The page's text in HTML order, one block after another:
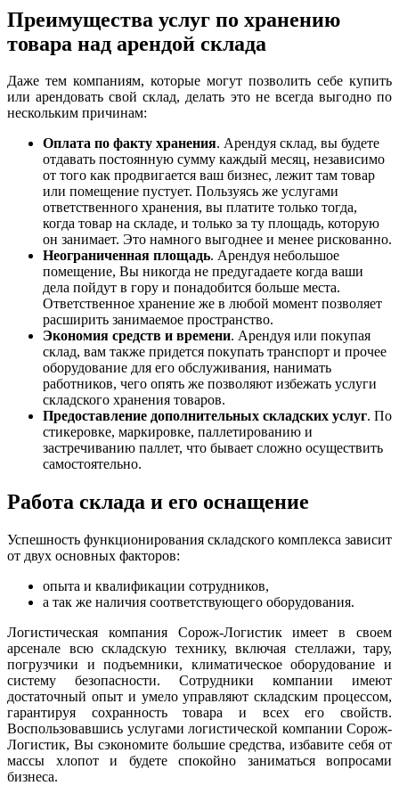
Преимущества услуг по хранению
товара над арендой склада
Даже тем компаниям, которые могут позволить себе купить
или арендовать свой склад, делать это не всегда выгодно по
нескольким причинам:
Оплата по факту хранения. Арендуя склад, вы будете
отдавать постоянную сумму каждый месяц, независимо
от того как продвигается ваш бизнес, лежит там товар
или помещение пустует. Пользуясь же услугами
ответственного хранения, вы платите только тогда,
когда товар на складе, и только за ту площадь, которую
он занимает. Это намного выгоднее и менее рискованно.
Неограниченная площадь. Арендуя небольшое
помещение, Вы никогда не предугадаете когда ваши
дела пойдут в гору и понадобится больше места.
Ответственное хранение же в любой момент позволяет
расширить занимаемое пространство.
Экономия средств и времени. Арендуя или покупая
склад, вам также придется покупать транспорт и прочее
оборудование для его обслуживания, нанимать
работников, чего опять же позволяют избежать услуги
складского хранения товаров.
Предоставление дополнительных складских услуг. По
стикеровке, маркировке, паллетированию и
застречиванию паллет, что бывает сложно осуществить
самостоятельно.
Работа склада и его оснащение
Успешность функционирования складского комплекса зависит
от двух основных факторов:
опыта и квалификации сотрудников,
а так же наличия соответствующего оборудования.
Логистическая компания Сорож-Логистик имеет в своем
арсенале всю складскую технику, включая стеллажи, тару,
погрузчики и подъемники, климатическое оборудование и
систему безопасности. Сотрудники компании имеют
достаточный опыт и умело управляют складским процессом,
гарантируя сохранность товара и всех его свойств.
Воспользовавшись услугами логистической компании Сорож-
Логистик, Вы сэкономите большие средства, избавите себя от
массы хлопот и будете спокойно заниматься вопросами
бизнеса.